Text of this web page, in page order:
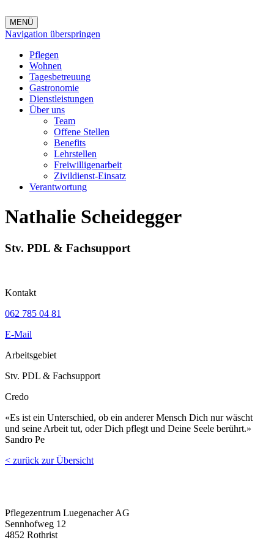
MENÜ
Navigation überspringen
Pflegen
Wohnen
Tagesbetreuung
Gastronomie
Dienstleistungen
Über uns
Team
Offene Stellen
Benefits
Lehrstellen
Freiwilligenarbeit
Zivildienst-Einsatz
Verantwortung
Nathalie Scheidegger
Stv. PDL & Fachsupport
Kontakt
062 785 04 81
E-Mail
Arbeitsgebiet
Stv. PDL & Fachsupport
Credo
«Es ist ein Unterschied, ob ein anderer Mensch Dich nur wäscht
und seine Arbeit tut, oder Dich pflegt und Deine Seele berührt.»
Sandro Pe
< zurück zur Übersicht
Pflegezentrum Luegenacher AG
Sennhofweg 12
4852 Rothrist